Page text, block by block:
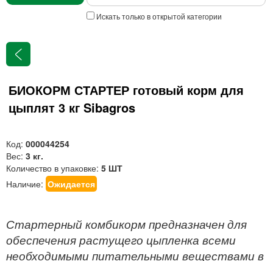
Искать только в открытой категории
БИОКОРМ СТАРТЕР готовый корм для
цыплят 3 кг Sibagros
Код: 000044254
Вес: 3 кг.
Количество в упаковке: 5 ШТ
Наличие: Ожидается
Стартерный комбикорм предназначен для
обеспечения растущего цыпленка всеми
необходимыми питательными веществами в